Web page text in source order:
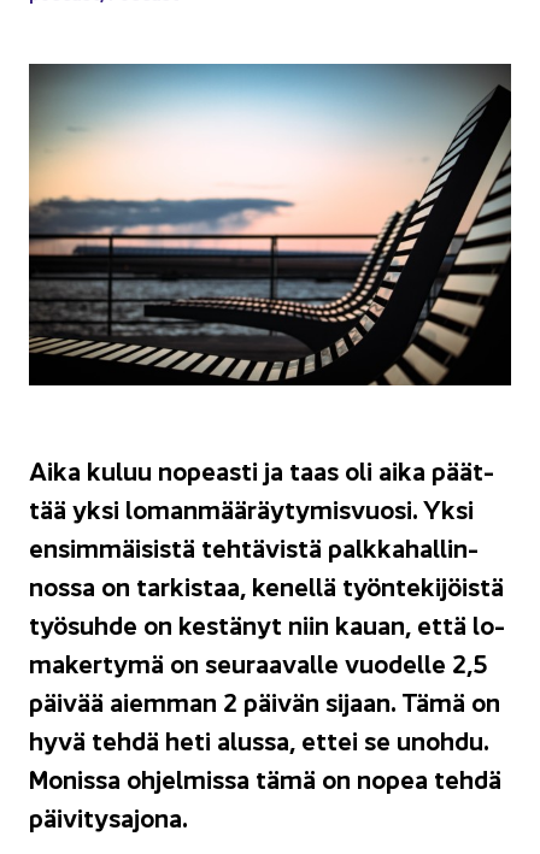
Aika kuluu no­peas­ti ja taas oli aika päät­
tää yksi lo­man­mää­räy­ty­mis­vuo­si. Yksi
en­sim­mäi­sis­tä teh­tä­vis­tä palk­ka­hal­lin­
nos­sa on tar­kis­taa, ke­nel­lä työn­te­ki­jöis­tä
työ­suh­de on kes­tä­nyt niin kauan, että lo­
ma­ker­ty­mä on seu­raa­val­le vuo­del­le 2,5
päi­vää ai­em­man 2 päi­vän si­jaan. Tämä on
hyvä tehdä heti alus­sa, ettei se unoh­du.
Mo­nis­sa oh­jel­mis­sa tämä on nopea tehdä
päi­vi­tys­ajo­na.